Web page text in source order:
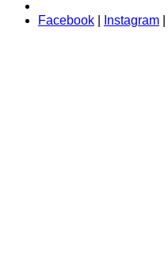
Facebook Instagram